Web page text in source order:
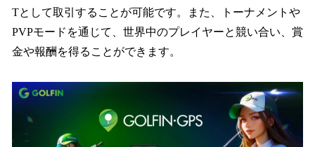
Tとして取引することが可能です。また、トーナメントや
PVPモードを通じて、世界中のプレイヤーと競い合い、賞
金や報酬を得ることができます。